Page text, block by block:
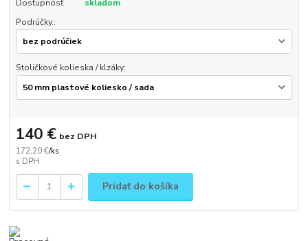
Dostupnosť
skladom
Podrúčky.:
Stoličkové kolieska / klzáky:
172,20 €/ks
140 € bez DPH
Pridať do košíka